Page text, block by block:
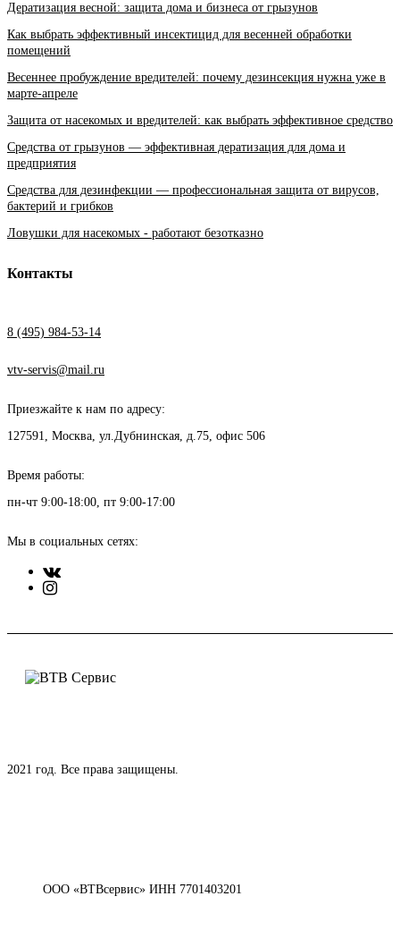
Дератизация весной: защита дома и бизнеса от грызунов
Как выбрать эффективный инсектицид для весенней обработки
помещений
Весеннее пробуждение вредителей: почему дезинсекция нужна уже в
марте-апреле
Защита от насекомых и вредителей: как выбрать эффективное средство
Средства от грызунов — эффективная дератизация для дома и
предприятия
Средства для дезинфекции — профессиональная защита от вирусов,
бактерий и грибков
Ловушки для насекомых - работают безотказно
Контакты
8 (495) 984-53-14
vtv-servis@mail.ru
Приезжайте к нам по адресу:
127591, Москва, ул.Дубнинская, д.75, офис 506
Время работы:
пн-чт 9:00-18:00, пт 9:00-17:00
Мы в социальных сетях:
2021 год. Все права защищены.
ООО «ВТВсервис» ИНН 7701403201